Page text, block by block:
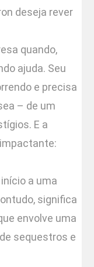
deseja rever
quando,
ajuda. Seu
e precisa
– de um
E a
a uma
significa
envolve uma
sequestros e